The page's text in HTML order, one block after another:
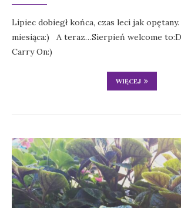
Lipiec dobiegł końca, czas leci jak
miesiąca:) A teraz…Sierpień welcome
Carry On:)
WIĘCEJ